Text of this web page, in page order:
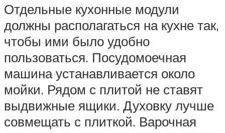
Отдельные кухонные модули
должны располагаться на кухне так,
чтобы ими было удобно
пользоваться. Посудомоечная
машина устанавливается около
мойки. Рядом с плитой не ставят
выдвижные ящики. Духовку лучше
совмещать с плиткой. Варочная